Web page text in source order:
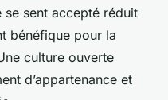
sent accepté réduit
bénéfique pour la
culture ouverte
d’appartenance et